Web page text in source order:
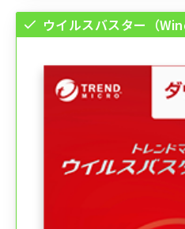
ウイルスバスター（